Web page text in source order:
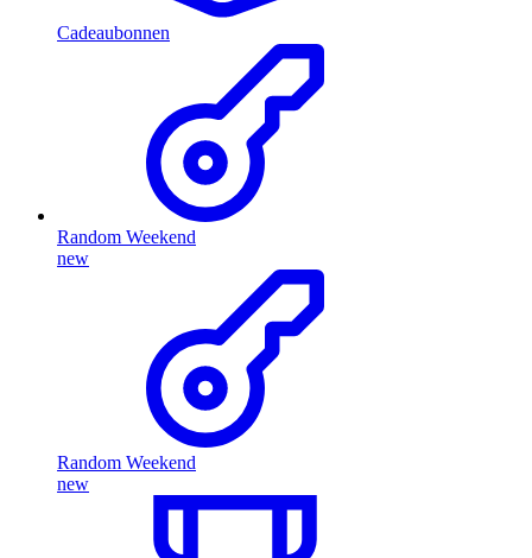
Cadeaubonnen
Random Weekend
new
Random Weekend
new